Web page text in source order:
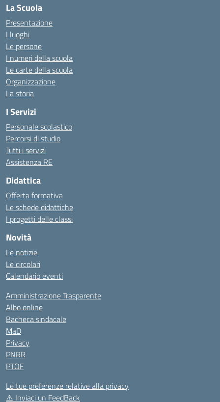
La Scuola
Presentazione
I luoghi
Le persone
I numeri della scuola
Le carte della scuola
Organizzazione
La storia
I Servizi
Personale scolastico
Percorsi di studio
Tutti i servizi
Assistenza RE
Didattica
Offerta formativa
Le schede didattiche
I progetti delle classi
Novità
Le notizie
Le circolari
Calendario eventi
Amministrazione Trasparente
Albo online
Bacheca sindacale
MaD
Privacy
PNRR
PTOF
Le tue preferenze relative alla privacy
⚠️ Inviaci un FeedBack